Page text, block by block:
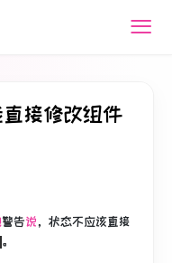
接修改组件
警告说，状态不应该直接
。